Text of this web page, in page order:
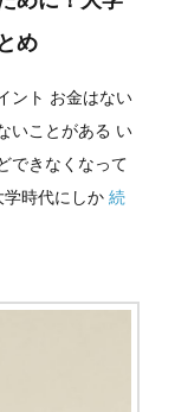
め
ント お金はない
いことがある い
できなくなって
学時代にしか 続